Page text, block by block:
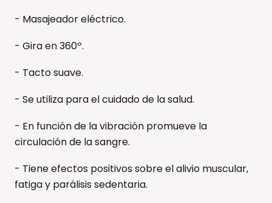
- Masajeador eléctrico.
- Gira en 360º.
- Tacto suave.
- Se utiliza para el cuidado de la salud.
- En función de la vibración promueve la
circulación de la sangre.
- Tiene efectos positivos sobre el alivio muscular,
fatiga y parálisis sedentaria.